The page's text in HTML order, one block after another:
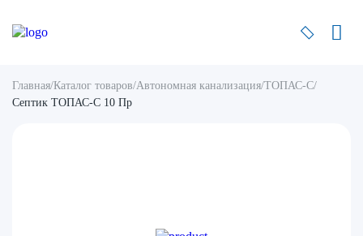
Главная/Каталог товаров/Автономная канализация/ТОПАС-С/
Септик ТОПАС-С 10 Пр